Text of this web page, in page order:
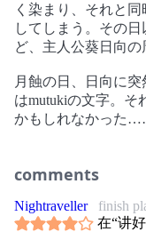
く染まり、それと
してしまう。その
ど、主人公葵日向の
月蝕の日、日向に
はmutukiの文字。そ
かもしれなかった
comments
Nightraveller
finish
在“讲